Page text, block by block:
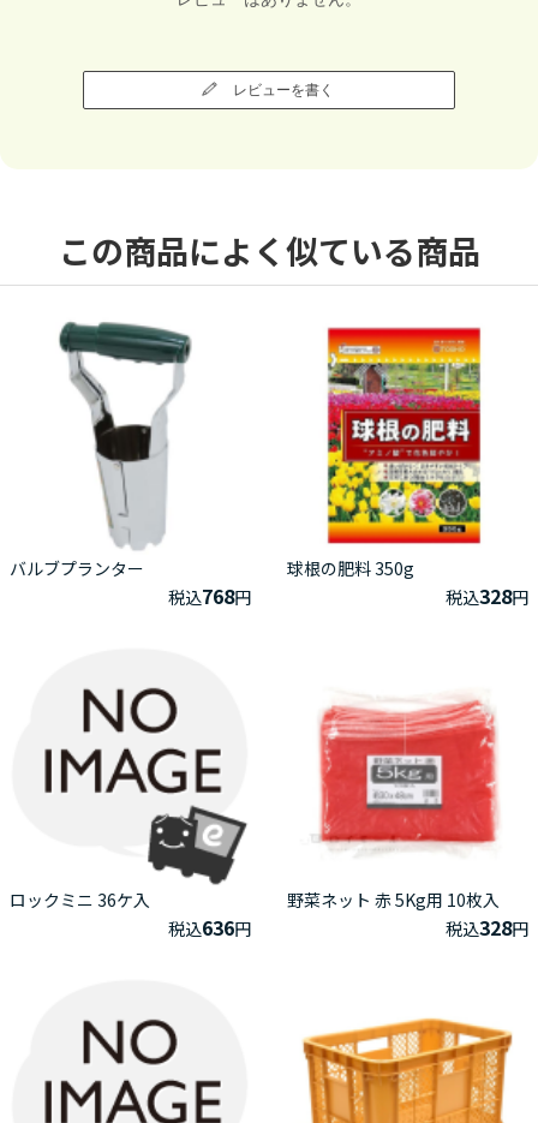
レビューを書く
この商品によく似ている商品
バルブプランター
税込768円
球根の肥料 350g
税込328円
ロックミニ 36ケ入
税込636円
野菜ネット 赤 5Kg用 10枚入
税込328円